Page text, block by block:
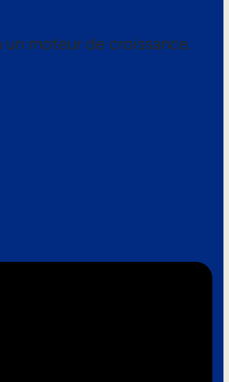
moteur de croissance.